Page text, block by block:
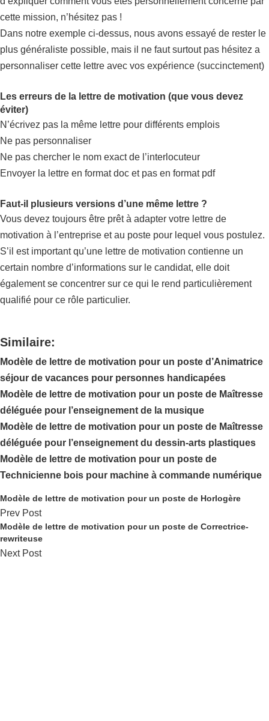
cette mission, n’hésitez pas !
Dans notre exemple ci-dessus, nous avons essayé de rester le
plus généraliste possible, mais il ne faut surtout pas hésitez a
personnaliser cette lettre avec vos expérience (succinctement)
Les erreurs de la lettre de motivation (que vous devez
éviter)
N’écrivez pas la même lettre pour différents emplois
Ne pas personnaliser
Ne pas chercher le nom exact de l’interlocuteur
Envoyer la lettre en format doc et pas en format pdf
Faut-il plusieurs versions d’une même lettre ?
Vous devez toujours être prêt à adapter votre lettre de
motivation à l’entreprise et au poste pour lequel vous postulez.
S’il est important qu’une lettre de motivation contienne un
certain nombre d’informations sur le candidat, elle doit
également se concentrer sur ce qui le rend particulièrement
qualifié pour ce rôle particulier.
Similaire:
Modèle de lettre de motivation pour un poste d’Animatrice
séjour de vacances pour personnes handicapées
Modèle de lettre de motivation pour un poste de Maîtresse
déléguée pour l’enseignement de la musique
Modèle de lettre de motivation pour un poste de Maîtresse
déléguée pour l’enseignement du dessin-arts plastiques
Modèle de lettre de motivation pour un poste de
Technicienne bois pour machine à commande numérique
Modèle de lettre de motivation pour un poste de Horlogère
Prev Post
Modèle de lettre de motivation pour un poste de Correctrice-
rewriteuse
Next Post